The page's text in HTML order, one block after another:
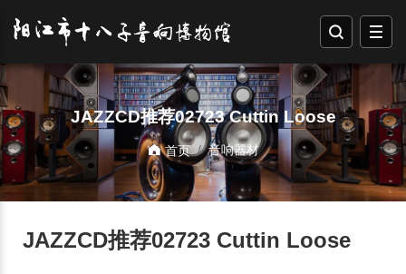
JAZZCD推荐02723 Cuttin Loose
首页 音响器材
JAZZCD推荐02723 Cuttin Loose